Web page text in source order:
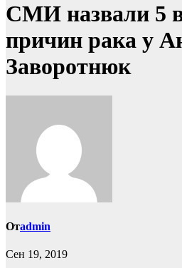
СМИ назвали 5
причин рака у
Заворотнюк
Отadmin
Сен 19, 2019